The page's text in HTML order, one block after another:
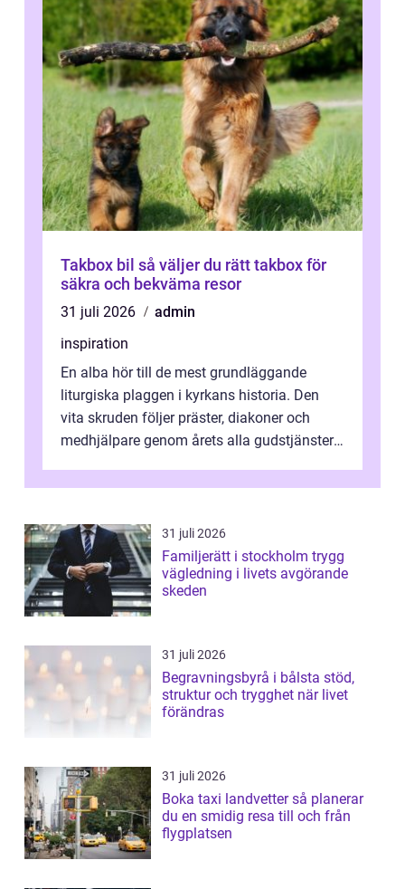
Takbox bil så väljer du rätt takbox för
säkra och bekväma resor
31 juli 2026
admin
inspiration
En alba hör till de mest grundläggande
liturgiska plaggen i kyrkans historia. Den
vita skruden följer präster, diakoner och
medhjälpare genom årets alla gudstjänster,
31 juli 2026
Familjerätt i stockholm trygg
vägledning i livets avgörande
skeden
31 juli 2026
Begravningsbyrå i bålsta stöd,
struktur och trygghet när livet
förändras
31 juli 2026
Boka taxi landvetter så planerar
du en smidig resa till och från
flygplatsen